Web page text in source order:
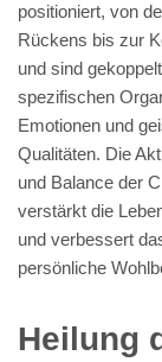
positioniert, von
Rückens bis zur
und sind
spezifischen
Emotionen und
Qualitäten. Die
und Balance der
verstärkt die
und verbessert
persönliche
Heilung